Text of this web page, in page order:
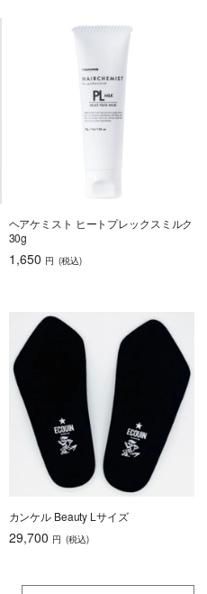
ヘアケミスト ヒートプレックスミルク
30g
1,650 円 (税込)
カンケル Beauty Lサイズ
29,700 円 (税込)